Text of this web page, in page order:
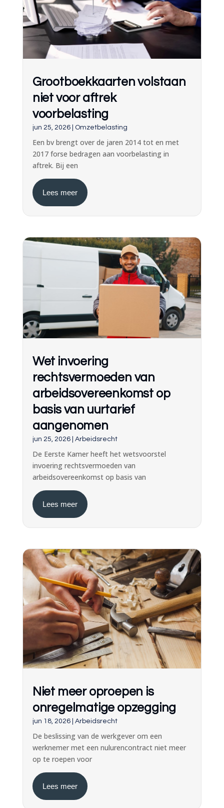
Grootboekkaarten volstaan
niet voor aftrek
voorbelasting
jun 25, 2026| Omzetbelasting
Een bv brengt over de jaren 2014 tot en met
2017 forse bedragen aan voorbelasting in
aftrek. Bij een
Lees meer
Wet invoering
rechtsvermoeden van
arbeidsovereenkomst op
basis van uurtarief
aangenomen
jun 25, 2026| Arbeidsrecht
De Eerste Kamer heeft het wetsvoorstel
invoering rechtsvermoeden van
arbeidsovereenkomst op basis van
Lees meer
Niet meer oproepen is
onregelmatige opzegging
jun 18, 2026| Arbeidsrecht
De beslissing van de werkgever om een
werknemer met een nulurencontract niet meer
op te roepen voor
Lees meer